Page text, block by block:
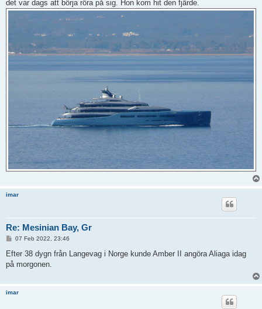
det var dags att börja röra på sig. Hon kom hit den fjärde.
imar
Re: Mesinian Bay, Gr
P
s
t
07 Feb 2022, 23:46
Efter 38 dygn från Langevag i Norge kunde Amber II angöra Aliaga idag
på morgonen.
imar